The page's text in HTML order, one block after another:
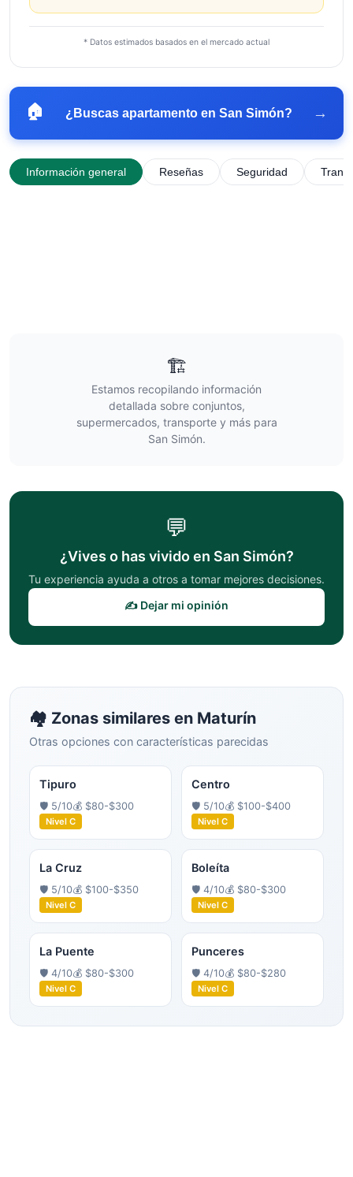
* Datos estimados basados en el mercado actual
🏠 ¿Buscas apartamento en San Simón? →
Información general Reseñas Seguridad
🏗️
Estamos recopilando información
detallada sobre conjuntos,
supermercados, transporte y más para
San Simón.
💬
¿Vives o has vivido en San Simón?
Tu experiencia ayuda a otros a tomar mejores decisiones.
✍️ Dejar mi opinión
🏘️ Zonas similares en Maturín
Otras opciones con características parecidas
Tipuro
🛡️ 5/10💰 $80-$300
Nivel C
Centro
🛡️ 5/10💰 $100-$400
Nivel C
La Cruz
🛡️ 5/10💰 $100-$350
Nivel C
Boleíta
🛡️ 4/10💰 $80-$300
Nivel C
La Puente
🛡️ 4/10💰 $80-$300
Nivel C
Punceres
🛡️ 4/10💰 $80-$280
Nivel C